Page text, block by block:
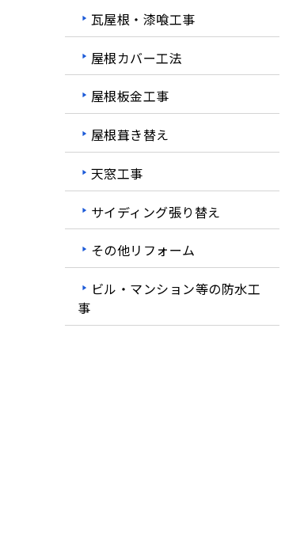
瓦屋根・漆喰工事
屋根カバー工法
屋根板金工事
屋根葺き替え
天窓工事
サイディング張り替え
その他リフォーム
ビル・マンション等の防水工
事